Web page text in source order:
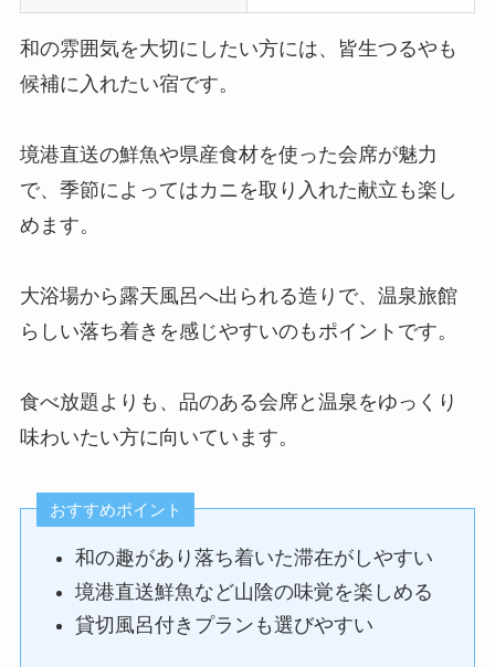
和の雰囲気を大切にしたい方には、皆生つるやも
候補に入れたい宿です。
境港直送の鮮魚や県産食材を使った会席が魅力
で、季節によってはカニを取り入れた献立も楽し
めます。
大浴場から露天風呂へ出られる造りで、温泉旅館
らしい落ち着きを感じやすいのもポイントです。
食べ放題よりも、品のある会席と温泉をゆっくり
味わいたい方に向いています。
おすすめポイント
和の趣があり落ち着いた滞在がしやすい
境港直送鮮魚など山陰の味覚を楽しめる
貸切風呂付きプランも選びやすい